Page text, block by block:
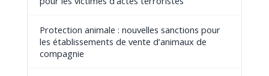
Protection animale : nouvelles sanctions pour
les établissements de vente d’animaux de
compagnie